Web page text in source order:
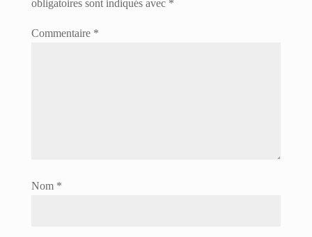
obligatoires sont indiqués avec *
Commentaire *
Nom *